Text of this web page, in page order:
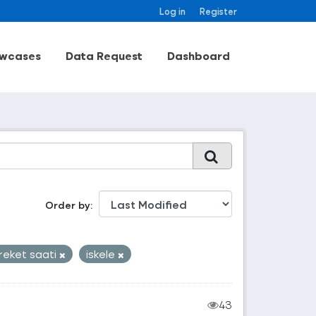
Log in Register
Data Request Dashboard
Order by
saati iskele
43